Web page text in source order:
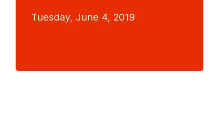
Tuesday, June 4, 2019